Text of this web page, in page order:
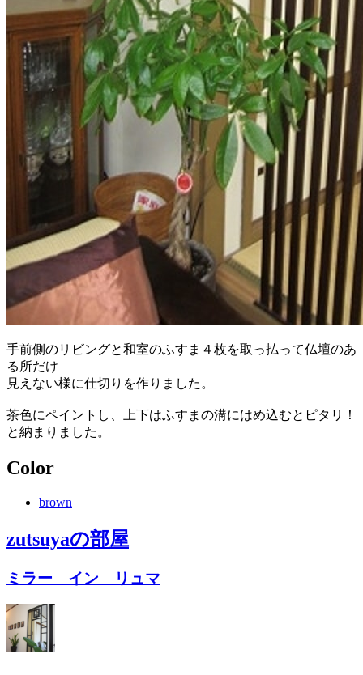
手前側のリビングと和室のふすま４枚を取っ払って仏壇のあ
る所だけ
見えない様に仕切りを作りました。
茶色にペイントし、上下はふすまの溝にはめ込むとピタリ！
と納まりました。
Color
brown
zutsuyaの部屋
ミラー イン リュマ